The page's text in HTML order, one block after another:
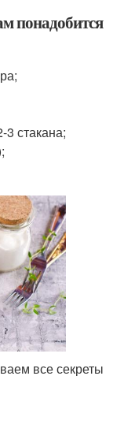
понадобится
стакана;
все секреты